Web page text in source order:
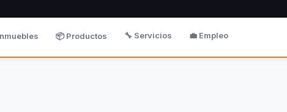
📦 Productos 🔧 Servicios 💼 Empleo